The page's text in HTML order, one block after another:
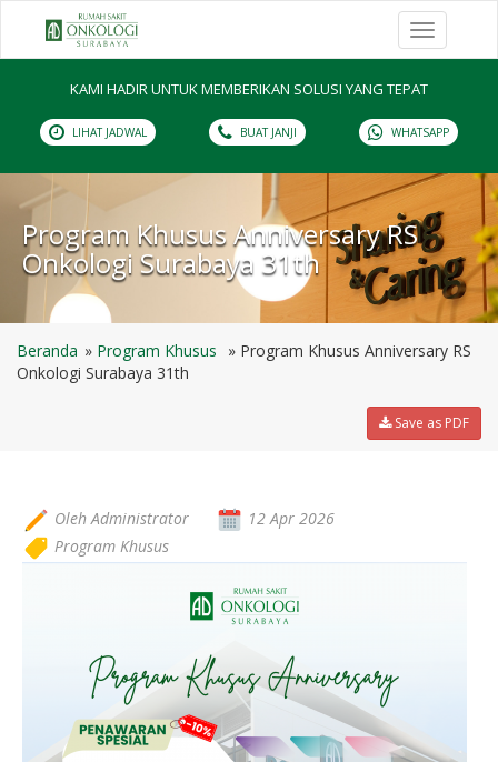
Toggle
navigation
KAMI HADIR UNTUK MEMBERIKAN SOLUSI YANG TEPAT
LIHAT JADWAL BUAT JANJI WHATSAPP
Program Khusus Anniversary RS
Onkologi Surabaya 31th
Beranda Program Khusus
Program Khusus Anniversary RS
Onkologi Surabaya 31th
Save as PDF
Oleh Administrator
12 Apr 2026
Program Khusus